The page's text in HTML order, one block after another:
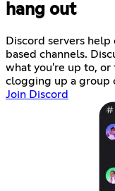
hang out
Discord servers
based channels.
what you're up to,
clogging up a group
Join Discord